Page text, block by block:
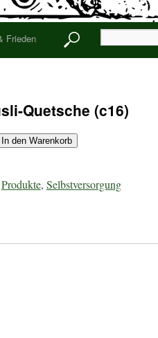
Frieden
Quetsche (c16)
In den Warenkorb
Produkte, Selbstversorgung